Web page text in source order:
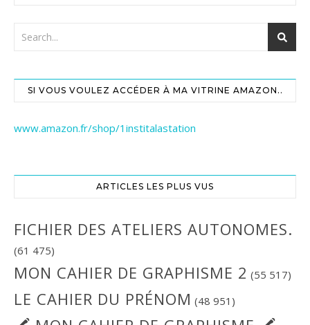
SI VOUS VOULEZ ACCÉDER À MA VITRINE AMAZON..
www.amazon.fr/shop/1institalastation
ARTICLES LES PLUS VUS
FICHIER DES ATELIERS AUTONOMES.
(61 475)
MON CAHIER DE GRAPHISME 2 (55 517)
LE CAHIER DU PRÉNOM (48 951)